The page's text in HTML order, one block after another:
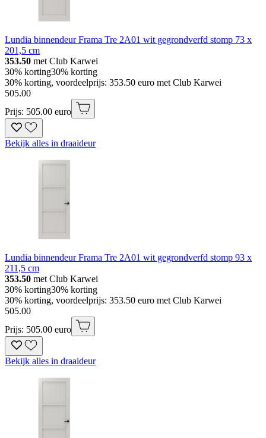
Lundia binnendeur Frama Tre 2A01 wit gegrondverfd stomp 73 x
201,5 cm
353.50 met Club Karwei
30% korting30% korting
30% korting, voordeelprijs: 353.50 euro met Club Karwei
505.00
Prijs: 505.00 euro
Bekijk alles in draaideur
Lundia binnendeur Frama Tre 2A01 wit gegrondverfd stomp 93 x
211,5 cm
353.50 met Club Karwei
30% korting30% korting
30% korting, voordeelprijs: 353.50 euro met Club Karwei
505.00
Prijs: 505.00 euro
Bekijk alles in draaideur